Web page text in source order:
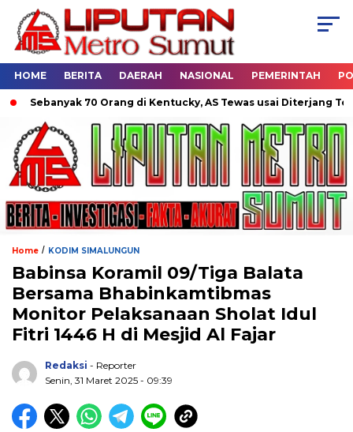
HOME BERITA DAERAH NASIONAL PEMERINTAH
70 Orang di Kentucky, AS Tewas usai Diterjang Tornado
Home / KODIM SIMALUNGUN
Babinsa Koramil 09/Tiga Balata
Bersama Bhabinkamtibmas
Monitor Pelaksanaan Sholat Idul
Fitri 1446 H di Mesjid Al Fajar
Redaksi - Reporter
Senin, 31 Maret 2025 - 09:39